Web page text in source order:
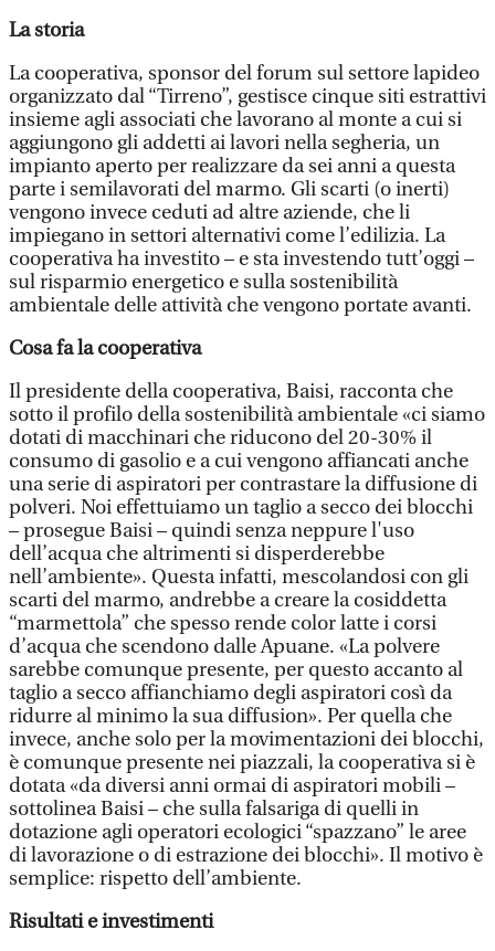
La storia
La cooperativa, sponsor del forum sul settore lapideo
organizzato dal “Tirreno”, gestisce cinque siti estrattivi
insieme agli associati che lavorano al monte a cui si
aggiungono gli addetti ai lavori nella segheria, un
impianto aperto per realizzare da sei anni a questa
parte i semilavorati del marmo. Gli scarti (o inerti)
vengono invece ceduti ad altre aziende, che li
impiegano in settori alternativi come l’edilizia. La
cooperativa ha investito – e sta investendo tutt’oggi –
sul risparmio energetico e sulla sostenibilità
ambientale delle attività che vengono portate avanti.
Cosa fa la cooperativa
Il presidente della cooperativa, Baisi, racconta che
sotto il profilo della sostenibilità ambientale «ci siamo
dotati di macchinari che riducono del 20-30% il
consumo di gasolio e a cui vengono affiancati anche
una serie di aspiratori per contrastare la diffusione di
polveri. Noi effettuiamo un taglio a secco dei blocchi
– prosegue Baisi – quindi senza neppure l'uso
dell’acqua che altrimenti si disperderebbe
nell’ambiente». Questa infatti, mescolandosi con gli
scarti del marmo, andrebbe a creare la cosiddetta
“marmettola” che spesso rende color latte i corsi
d’acqua che scendono dalle Apuane. «La polvere
sarebbe comunque presente, per questo accanto al
taglio a secco affianchiamo degli aspiratori così da
ridurre al minimo la sua diffusion». Per quella che
invece, anche solo per la movimentazioni dei blocchi,
è comunque presente nei piazzali, la cooperativa si è
dotata «da diversi anni ormai di aspiratori mobili –
sottolinea Baisi – che sulla falsariga di quelli in
dotazione agli operatori ecologici “spazzano” le aree
di lavorazione o di estrazione dei blocchi». Il motivo è
semplice: rispetto dell’ambiente.
Risultati e investimenti